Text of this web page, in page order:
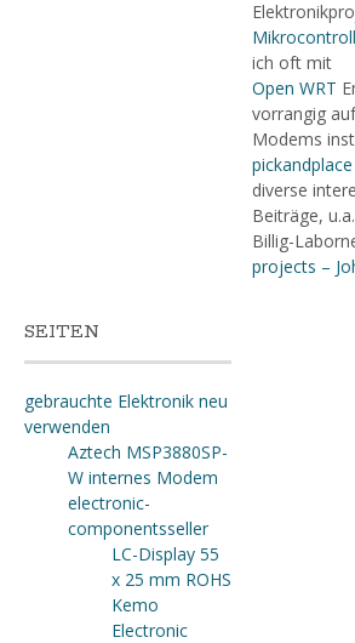
ich oft mit
Open WRT
vorrangig
Modems
diverse
Beiträge,
Billig-
projects –
SEITEN
gebrauchte Elektronik neu
verwenden
Aztech MSP3880SP-
W internes Modem
electronic-
componentsseller
LC-Display 55
x 25 mm ROHS
Kemo
Electronic